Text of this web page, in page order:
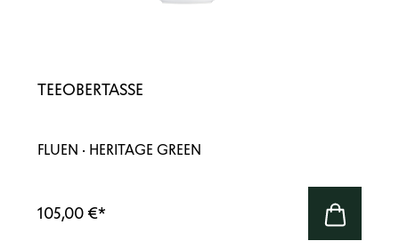
TEEOBERTASSE
FLUEN · HERITAGE GREEN
105,00 €*